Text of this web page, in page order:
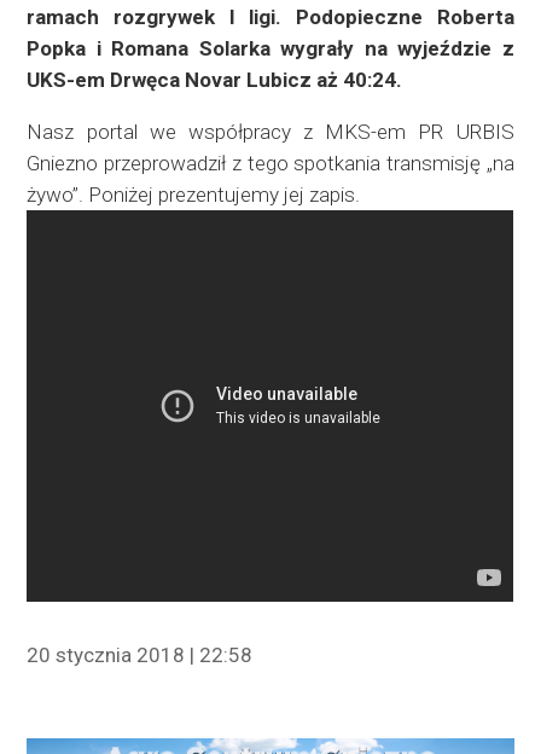
ramach rozgrywek I ligi. Podopieczne Roberta
Popka i Romana Solarka wygrały na wyjeździe z
UKS-em Drwęca Novar Lubicz aż 40:24.
Nasz portal we współpracy z MKS-em PR URBIS
Gniezno przeprowadził z tego spotkania transmisję „na
żywo”. Poniżej prezentujemy jej zapis.
20 stycznia 2018 | 22:58